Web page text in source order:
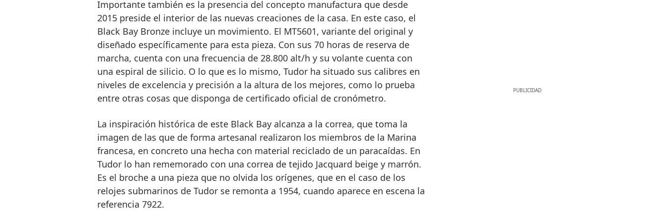
Importante también es la presencia del concepto manufactura que desde
2015 preside el interior de las nuevas creaciones de la casa. En este caso, el
Black Bay Bronze incluye un movimiento. El MT5601, variante del original y
diseñado específicamente para esta pieza. Con sus 70 horas de reserva de
marcha, cuenta con una frecuencia de 28.800 alt/h y su volante cuenta con
una espiral de silicio. O lo que es lo mismo, Tudor ha situado sus calibres en
niveles de excelencia y precisión a la altura de los mejores, como lo prueba
entre otras cosas que disponga de certificado oficial de cronómetro.
La inspiración histórica de este Black Bay alcanza a la correa, que toma la
imagen de las que de forma artesanal realizaron los miembros de la Marina
francesa, en concreto una hecha con material reciclado de un paracaídas. En
Tudor lo han rememorado con una correa de tejido Jacquard beige y marrón.
Es el broche a una pieza que no olvida los orígenes, que en el caso de los
relojes submarinos de Tudor se remonta a 1954, cuando aparece en escena la
referencia 7922.